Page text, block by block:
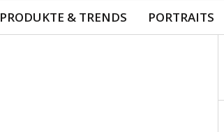
PRODUKTE & TRENDS PORTRAITS